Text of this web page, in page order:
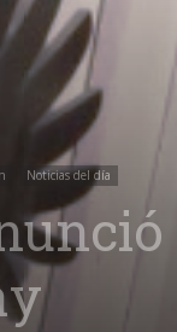
Noticias del día